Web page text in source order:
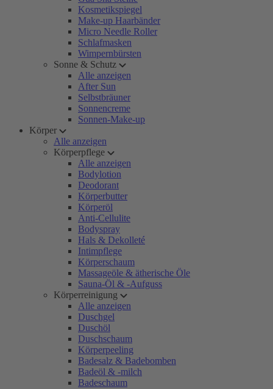
Kosmetikspiegel
Make-up Haarbänder
Micro Needle Roller
Schlafmasken
Wimpernbürsten
Sonne & Schutz
Alle anzeigen
After Sun
Selbstbräuner
Sonnencreme
Sonnen-Make-up
Körper
Alle anzeigen
Körperpflege
Alle anzeigen
Bodylotion
Deodorant
Körperbutter
Körperöl
Anti-Cellulite
Bodyspray
Hals & Dekolleté
Intimpflege
Körperschaum
Massageöle & ätherische Öle
Sauna-Öl & -Aufguss
Körperreinigung
Alle anzeigen
Duschgel
Duschöl
Duschschaum
Körperpeeling
Badesalz & Badebomben
Badeöl & -milch
Badeschaum